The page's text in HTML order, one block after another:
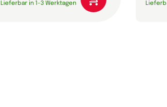
Lieferbar in 1-3 Werktagen